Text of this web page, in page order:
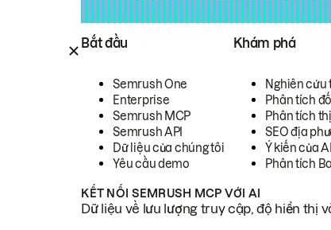
Bắt đầu
Semrush One
Enterprise
Semrush MCP
Semrush API
Dữ liệu của chúng tôi
Yêu cầu demo
Khám phá
Nghiên cứu
Phân tích
Phân tích
SEO địa
Ý kiến của
Phân tích
KẾT NỐI SEMRUSH MCP VỚI AI
Dữ liệu về lưu lượng truy cập, độ hiển thị